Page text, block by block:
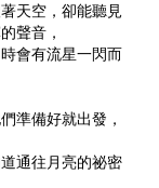
天空，卻能聽見
聲音，
會有流星一閃而
準備好就出發，
通往月亮的祕密